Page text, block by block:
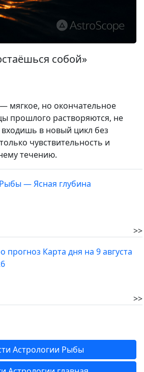
собой»
мягкое, но окончательное
прошлого растворяются, не
в новый цикл без
чувствительность и
течению.
— Ясная глубина
>>
прогноз Карта дня на 9 августа
>>
Астрологии Рыбы